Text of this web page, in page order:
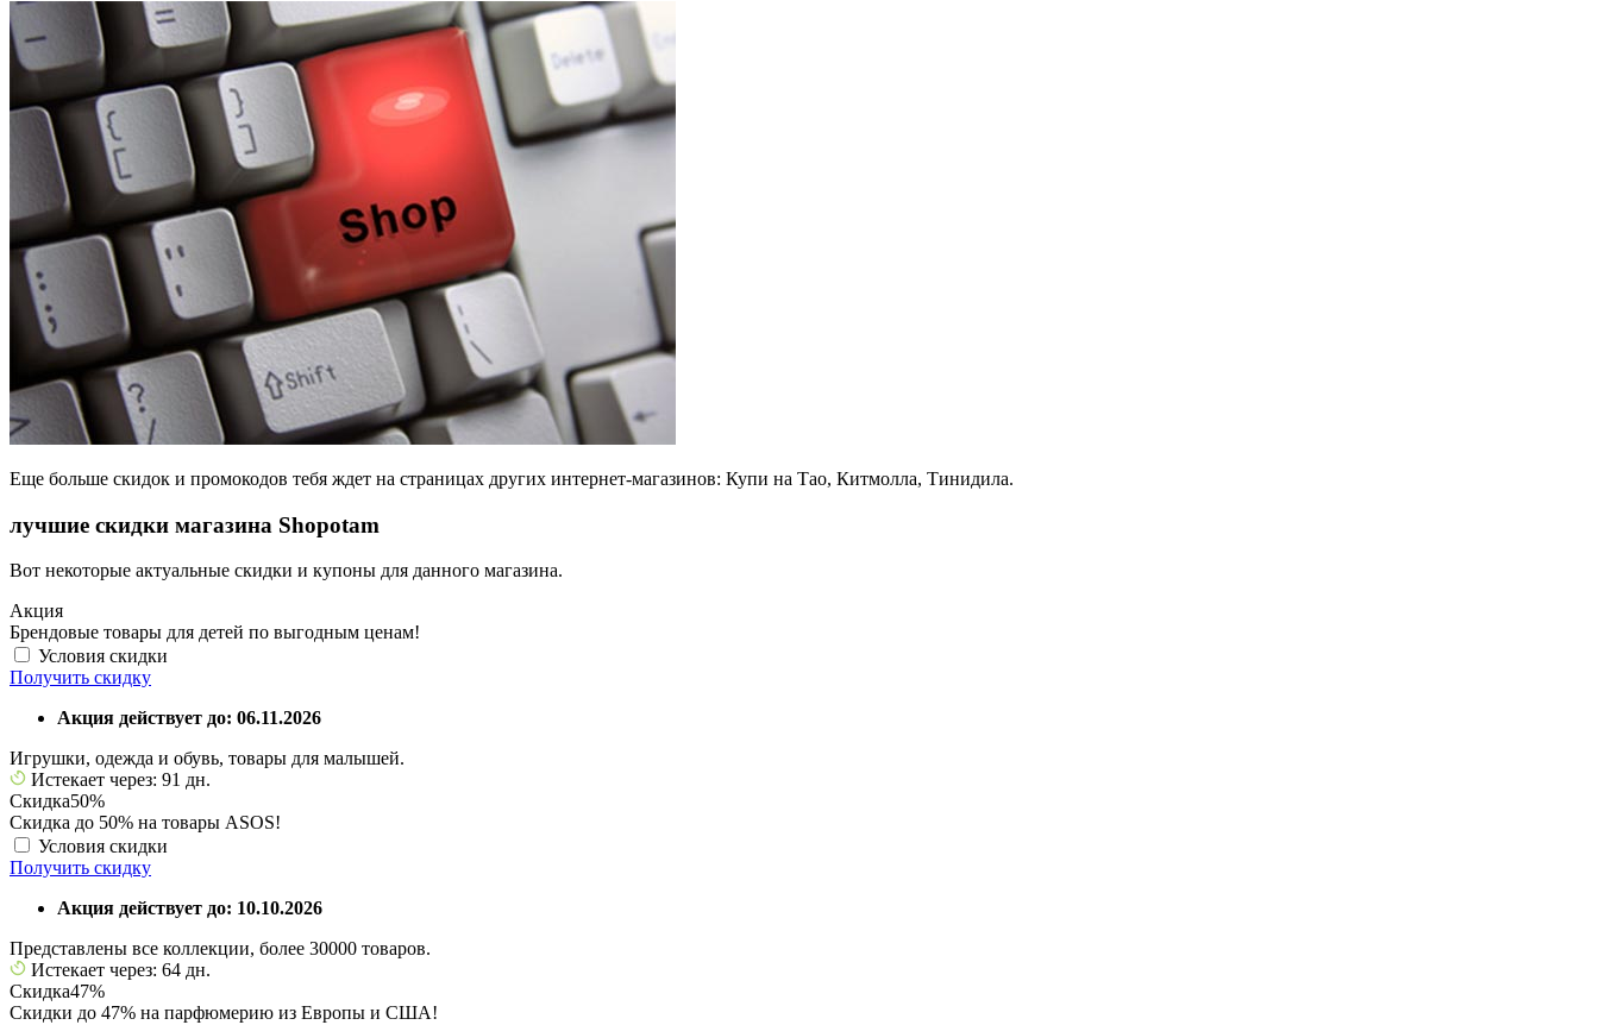
Еще больше скидок и промокодов тебя ждет на страницах других интернет-магазинов: Купи на Тао, Китмолла, Тинидила.
лучшие скидки магазина Shopotam
Вот некоторые актуальные скидки и купоны для данного магазина.
Акция
Брендовые товары для детей по выгодным ценам!
Условия скидки
Получить скидку
Акция действует до: 06.11.2026
Игрушки, одежда и обувь, товары для малышей.
Истекает через: 91 дн.
Скидка50%
Скидка до 50% на товары ASOS!
Условия скидки
Получить скидку
Акция действует до: 10.10.2026
Представлены все коллекции, более 30000 товаров.
Истекает через: 64 дн.
Скидка47%
Скидки до 47% на парфюмерию из Европы и США!